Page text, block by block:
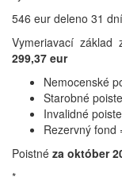
546 eur deleno 31
Vymeriavací
299,37 eur
Nemocenské
Starobné
Invalidné
Rezervný fond
Poistné za október
*